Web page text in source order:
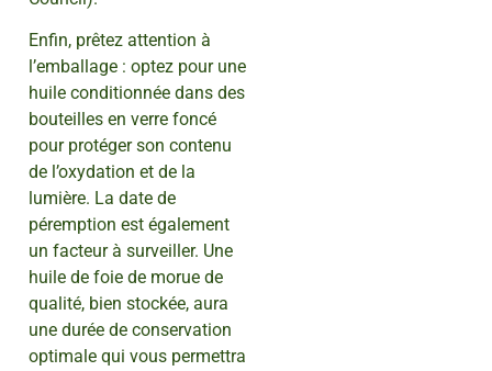
Enfin, prêtez attention à
l’emballage : optez pour une
huile conditionnée dans des
bouteilles en verre foncé
pour protéger son contenu
de l’oxydation et de la
lumière. La date de
péremption est également
un facteur à surveiller. Une
huile de foie de morue de
qualité, bien stockée, aura
une durée de conservation
optimale qui vous permettra